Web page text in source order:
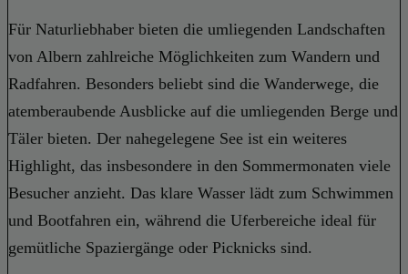
Für Naturliebhaber bieten die umliegenden Landschaften
von Albern zahlreiche Möglichkeiten zum Wandern und
Radfahren. Besonders beliebt sind die Wanderwege, die
atemberaubende Ausblicke auf die umliegenden Berge und
Täler bieten. Der nahegelegene See ist ein weiteres
Highlight, das insbesondere in den Sommermonaten viele
Besucher anzieht. Das klare Wasser lädt zum Schwimmen
und Bootfahren ein, während die Uferbereiche ideal für
gemütliche Spaziergänge oder Picknicks sind.